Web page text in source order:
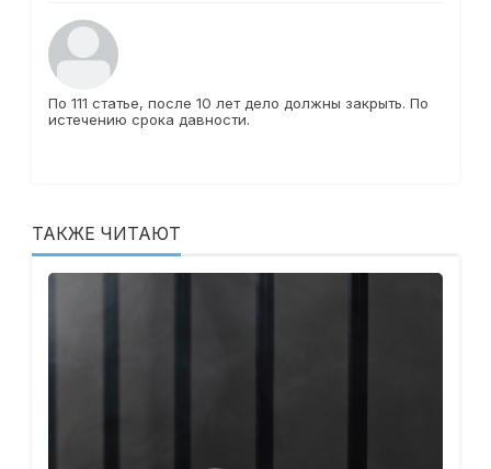
По 111 статье, после 10 лет дело должны закрыть. По
истечению срока давности.
ТАКЖЕ ЧИТАЮТ